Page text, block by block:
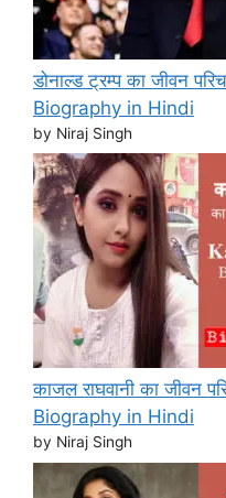
डोनाल्ड ट्रम्प का जीवन
Biography in Hindi
by Niraj Singh
काजल राघवानी का जीवन
Biography in Hindi
by Niraj Singh